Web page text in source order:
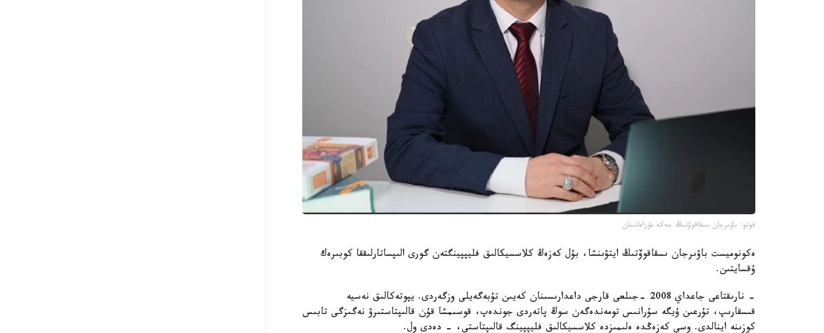
فوتو: باۋىرجان ىسقاقوۆتىڭ جەكە مۇراعاتىنان
ەكونوميست باۋىرجان ىسقاقوۆتىڭ ايتۋىنشا، بۇل كەزەڭ كلاسسيكالىق فليپپينگتەن گورى الىپساتارلىققا كوبىرەك
ۇقسايتىن.
- نارىقتاعى جاعداي 2008 -جىلعى قارجى داعدارىسىنان كەيىن تۇبەگەيلى وزگەردى. يپوتەكالىق نەسيە
قىسقارىپ، تۇرعىن ۇيگە سۇرانىس تومەندەگەن سوڭ پاتەردى جوندەپ، قوسىمشا قۇن قالىپتاستىرۋ نەگىزگى تابىس
كوزىنە اينالدى. وسى كەزەڭدە ەلىمىزدە كلاسسيكالىق فليپپينگ قالىپتاستى، - دەدى ول.